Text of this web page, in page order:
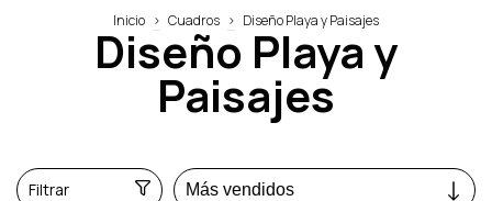
Inicio > Cuadros > Diseño Playa y Paisajes
Diseño Playa y
Paisajes
Filtrar